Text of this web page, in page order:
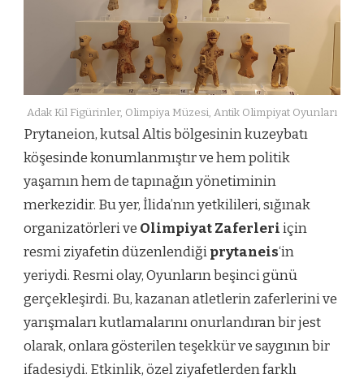
Adak Kil Figürinler, Olimpiya Müzesi, Antik Olimpiyat Oyunları
Prytaneion, kutsal Altis bölgesinin kuzeybatı
köşesinde konumlanmıştır ve hem politik
yaşamın hem de tapınağın yönetiminin
merkezidir. Bu yer, İlida’nın yetkilileri, sığınak
organizatörleri ve Olimpiyat Zaferleriiçin
resmi ziyafetin düzenlendiğiprytaneis‘in
yeriydi. Resmi olay, Oyunların beşinci günü
gerçekleşirdi. Bu, kazanan atletlerin zaferlerini ve
yarışmaları kutlamalarını onurlandıran bir jest
olarak, onlara gösterilen teşekkür ve saygının bir
ifadesiydi. Etkinlik, özel ziyafetlerden farklı